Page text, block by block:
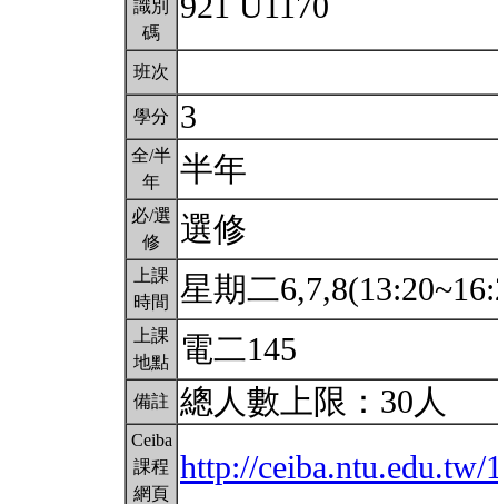
識別
碼
班次
學分 3
全/半
年
半年
必/選
修
選修
上課
時間
星期二
上課
地點
電二145
備註 總人數上限：30人
Ceiba
課程
網頁
http://ceiba.ntu.edu.tw/